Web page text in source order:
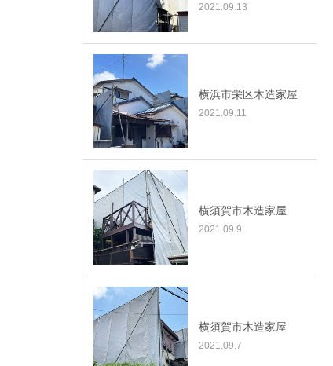
2021.09.13
横浜市栄区木造家屋
2021.09.11
横須賀市木造家屋
2021.09.9
横須賀市木造家屋
2021.09.7